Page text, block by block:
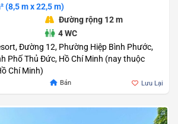
(8,5 m x 22,5 m)
Đường rộng 12 m
4 WC
Đường 12, Phường Hiệp Bình Phước,
Phố Thủ Đức, Hồ Chí Minh (nay thuộc
Chí Minh)
Bán Lưu Lại